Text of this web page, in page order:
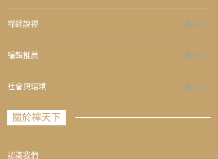
禪師說禪 267
編輯推薦 236
社會與環境 235
關於禪天下
認識我們